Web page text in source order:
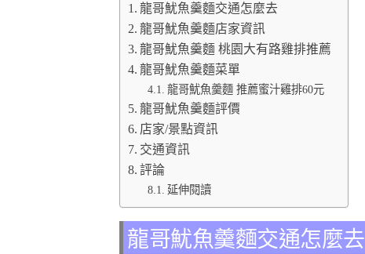
龍哥魷魚羹麵交通怎麼去
龍哥魷魚羹麵店家資訊
龍哥魷魚羹麵 桃園大有路雞排推薦
龍哥魷魚羹麵菜單
龍哥魷魚羹麵 推薦蜜汁雞排60元
龍哥魷魚羹麵評價
店家/景點資訊
交通資訊
評論
延伸閱讀
龍哥魷魚羹麵交通怎麼去